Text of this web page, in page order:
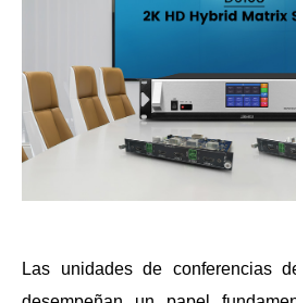
Las unidades de conferencias